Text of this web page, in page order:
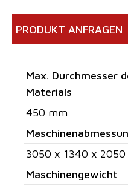
PRODUKT ANFRAGEN
Max. Durchmesser
Materials
450 mm
3050 x 1340 x 2050
Maschinengewicht